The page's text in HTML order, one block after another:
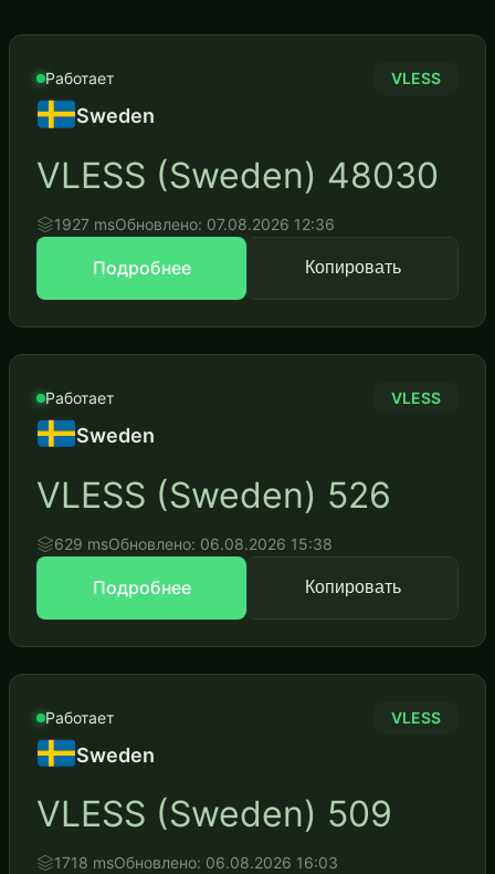
Работает VLESS
Sweden
VLESS (Sweden) 48030
1927 msОбновлено: 07.08.2026 12:36
Подробнее Копировать
Работает VLESS
Sweden
VLESS (Sweden) 526
629 msОбновлено: 06.08.2026 15:38
Подробнее Копировать
Работает VLESS
Sweden
VLESS (Sweden) 509
1718 msОбновлено: 06.08.2026 16:03